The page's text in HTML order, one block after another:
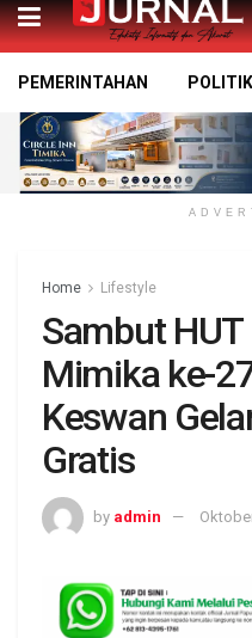
PEMERINTAHAN POLITIK
Home Lifestyle
Sambut
Mimika ke-
Keswan
Gratis
by admin